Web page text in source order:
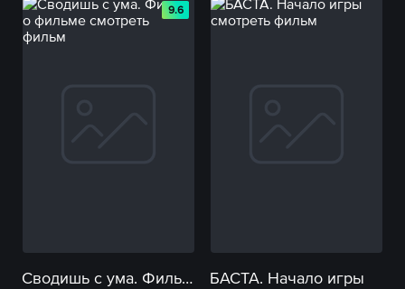
9.6
Сводишь с ума. Фильм о фильме БАСТА. Начало игры